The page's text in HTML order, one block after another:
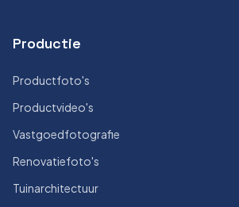
Productie
Productfoto's
Productvideo's
Vastgoedfotografie
Renovatiefoto's
Tuinarchitectuur